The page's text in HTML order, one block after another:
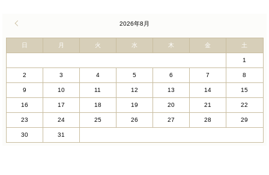
2026年8月
日 月 火 水 木 金 土
1
2 3 4 5 6 7 8
9 10 11 12 13 14 15
16 17 18 19 20 21 22
23 24 25 26 27 28 29
30 31